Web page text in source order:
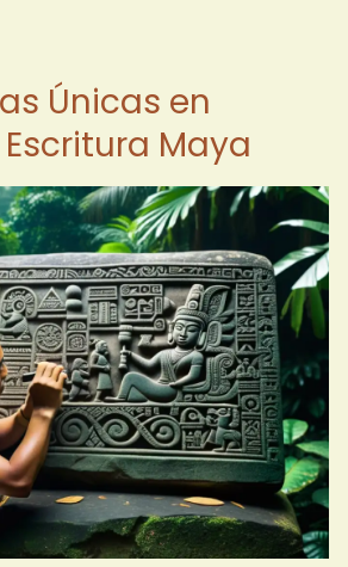
Únicas en
Maya